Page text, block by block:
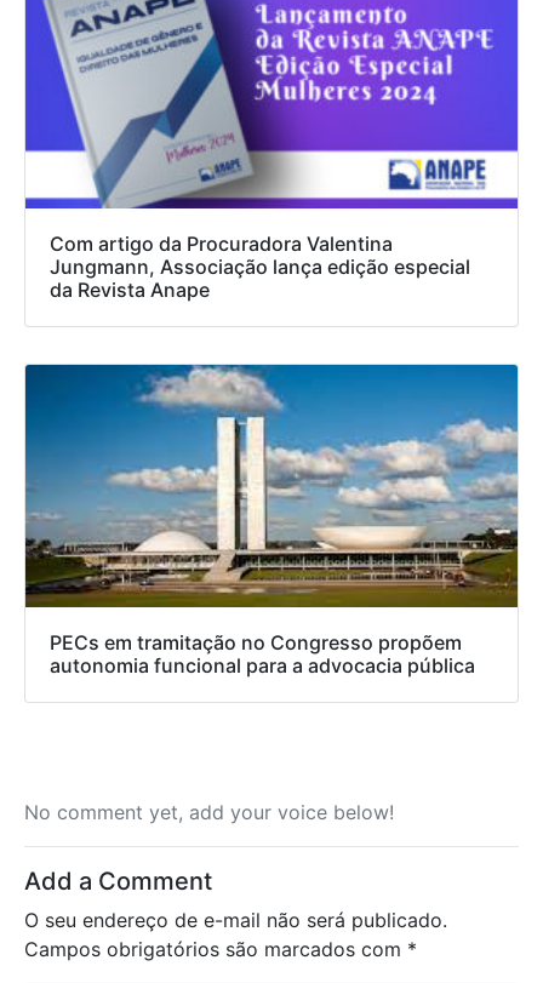
Com artigo da Procuradora Valentina
Jungmann, Associação lança edição especial
da Revista Anape
PECs em tramitação no Congresso propõem
autonomia funcional para a advocacia pública
No comment yet, add your voice below!
Add a Comment
O seu endereço de e-mail não será publicado.
Campos obrigatórios são marcados com *